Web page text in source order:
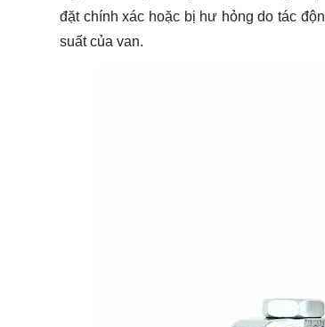
đặt chính xác hoặc bị hư hỏng do tác
suất của van.